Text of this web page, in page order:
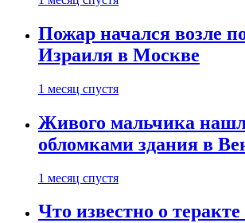
Пожар начался возле
Израиля в Москве
1 месяц спустя
Живого мальчика
обломками здания в
1 месяц спустя
Что известно о